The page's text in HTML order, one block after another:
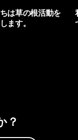
は草の根活動を
ます。
？